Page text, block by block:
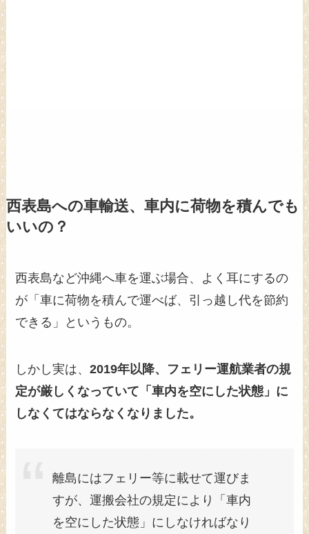
西表島への車輸送、車内に荷物を積んでも
いいの？
西表島など沖縄へ車を運ぶ場合、よく耳にするの
が「車に荷物を積んで運べば、引っ越し代を節約
できる」というもの。
しかし実は、2019年以降、フェリー運航業者の規
定が厳しくなっていて「車内を空にした状態」に
しなくてはならなくなりました。
離島にはフェリー等に載せて運びま
すが、運搬会社の規定により「車内
を空にした状態」にしなければなり